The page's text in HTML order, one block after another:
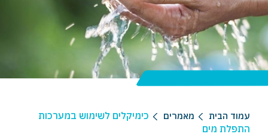
עמוד הבית מאמרים
כימיקלים לשימוש במערכות
התפלת מים